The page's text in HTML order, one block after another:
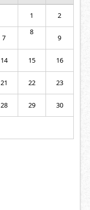
1 2
7
8
9
14 15 16
21 22 23
28 29 30